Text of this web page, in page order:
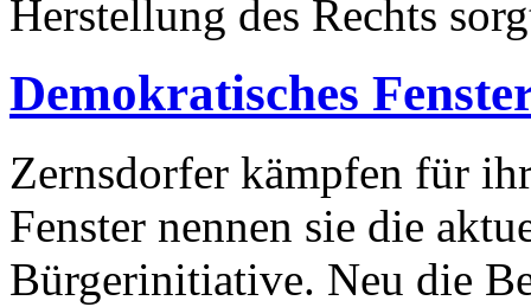
Herstellung des Rechts
Demokratisches
Zernsdorfer kämpfen für
Fenster nennen sie die
Bürgerinitiative. Neu die